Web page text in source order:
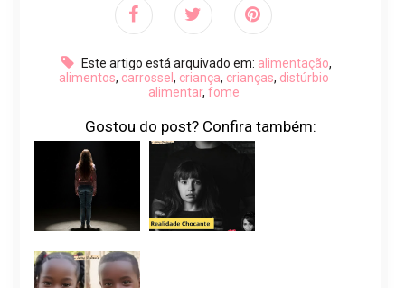
Este artigo está arquivado em: alimentação,
alimentos, carrossel, criança, crianças, distúrbio
alimentar, fome
Gostou do post? Confira também: